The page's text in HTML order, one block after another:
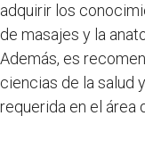
adquirir los
de masajes y la
Además, es
ciencias de la salud
requerida en el área